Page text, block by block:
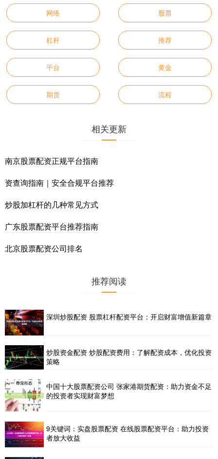
网络 股票
杠杆 推荐
平台 黄金
期货 流程
相关更新
南京股票配资正规平台指南
资查询指南｜安全合规平台推荐
炒股加杠杆的几种常见方式
广东股票配资平台推荐指南
北京股票配资公司排名
推荐阅读
深圳炒股配资 股票杠杆配资平台：开启财富增值新篇章
炒股资金配资 炒股配资费用：了解配资成本，优化投资
策略
中国十大股票配资公司 张家港期货配资：助力资金不足
的投资者实现财富梦想
9关键词：实盘股票配资 在线股票配资平台：助力投资
者放大收益